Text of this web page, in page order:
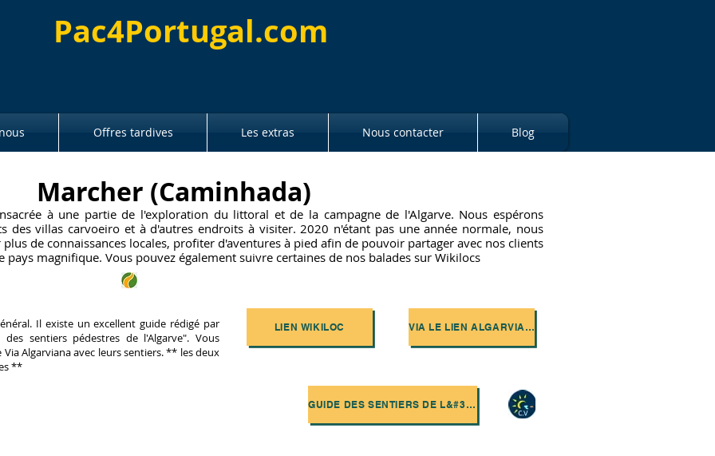
Pac4Portugal.com
Offres tardives Les extras Nous contacter Blog
Marcher (Caminhada)
à une partie de l'exploration du littoral et de la campagne de l'Algarve. Nous espérons
des villas carvoeiro et à d'autres endroits à visiter. 2020 n'étant pas une année normale, nous
de connaissances locales, profiter d'aventures à pied afin de pouvoir partager avec nos clients
magnifique. Vous pouvez également suivre certaines de nos balades sur Wikilocs
Il existe un excellent guide rédigé par
sentiers pédestres de l'Algarve". Vous
Algarviana avec leurs sentiers. ** les deux
**
LIEN WIKILOC VIA LE LIEN ALGARVIANA
GUIDE DES SENTIERS DE L&#39;ALGARVE